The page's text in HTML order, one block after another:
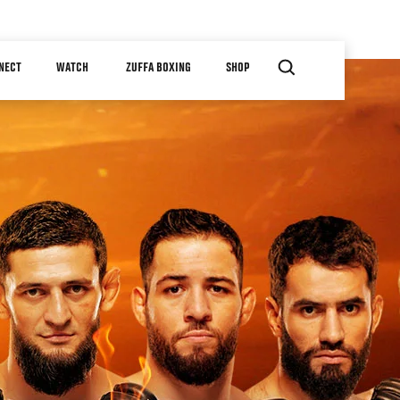
WATCH ZUFFA BOXING SHOP